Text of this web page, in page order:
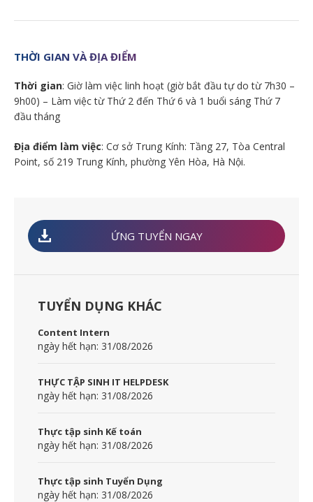
THỜI GIAN VÀ ĐỊA ĐIỂM
Thời gian: Giờ làm việc linh hoạt (giờ bắt đầu tự do từ 7h30 –
9h00) – Làm việc từ Thứ 2 đến Thứ 6 và 1 buổi sáng Thứ 7
đầu tháng
Địa điểm làm việc: Cơ sở Trung Kính: Tầng 27, Tòa Central
Point, số 219 Trung Kính, phường Yên Hòa, Hà Nội.
ỨNG TUYỂN NGAY
TUYỂN DỤNG KHÁC
Content Intern
ngày hết hạn: 31/08/2026
THỰC TẬP SINH IT HELPDESK
ngày hết hạn: 31/08/2026
Thực tập sinh Kế toán
ngày hết hạn: 31/08/2026
Thực tập sinh Tuyển Dụng
ngày hết hạn: 31/08/2026